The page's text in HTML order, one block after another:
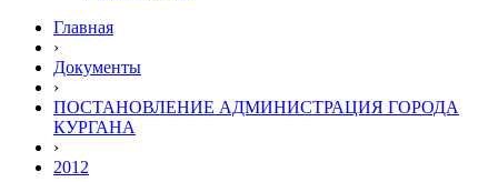
Главная
›
Документы
›
ПОСТАНОВЛЕНИЕ АДМИНИСТРАЦИЯ ГОРОДА
КУРГАНА
›
2012